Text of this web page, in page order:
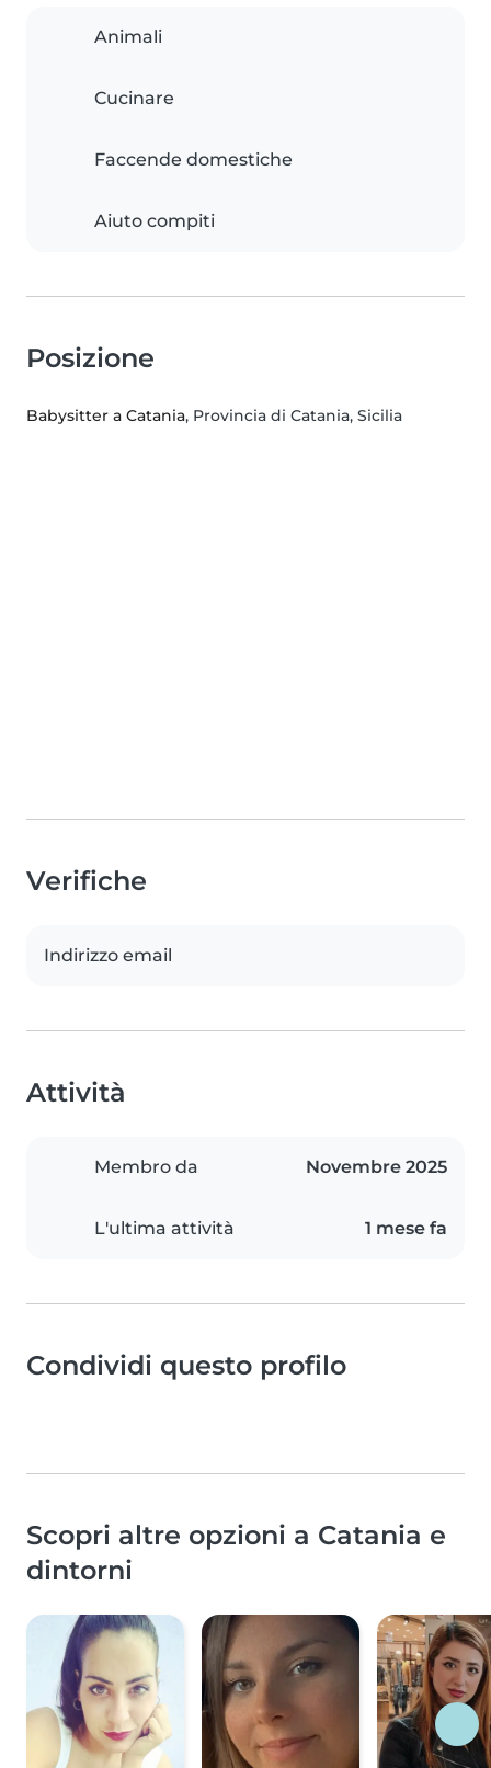
Animali
Cucinare
Faccende domestiche
Aiuto compiti
Posizione
Babysitter a Catania, Provincia di Catania, Sicilia
Verifiche
Indirizzo email
Attività
Membro da Novembre 2025
L'ultima attività 1 mese fa
Condividi questo profilo
Scopri altre opzioni a Catania e
dintorni